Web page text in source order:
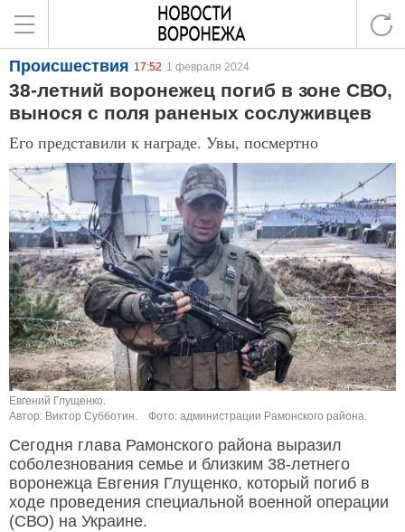
Происшествия 17:52 1 февраля 2024
38-летний воронежец погиб в зоне СВО,
вынося с поля раненых сослуживцев
Его представили к награде. Увы, посмертно
Евгений Глущенко.
Автор: Виктор Субботин.
Фото: администрации Рамонского района.
Сегодня глава Рамонского района выразил
соболезнования семье и близким 38-летнего
воронежца Евгения Глущенко, который погиб в
ходе проведения специальной военной операции
(СВО) на Украине.